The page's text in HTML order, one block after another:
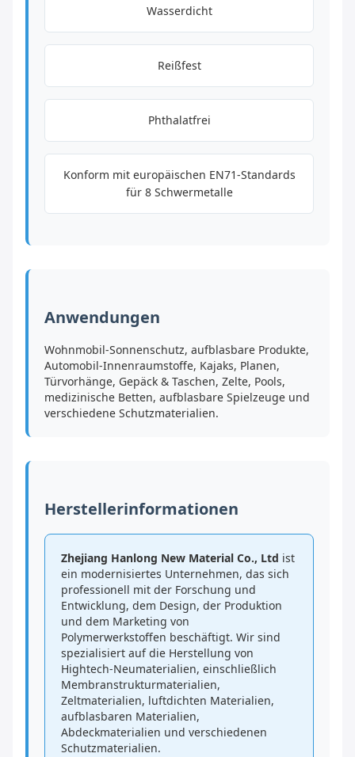
Wasserdicht
Reißfest
Phthalatfrei
Konform mit europäischen EN71-Standards
für 8 Schwermetalle
Anwendungen
Wohnmobil-Sonnenschutz, aufblasbare Produkte,
Automobil-Innenraumstoffe, Kajaks, Planen,
Türvorhänge, Gepäck & Taschen, Zelte, Pools,
medizinische Betten, aufblasbare Spielzeuge und
verschiedene Schutzmaterialien.
Herstellerinformationen
Zhejiang Hanlong New Material Co., Ltd ist
ein modernisiertes Unternehmen, das sich
professionell mit der Forschung und
Entwicklung, dem Design, der Produktion
und dem Marketing von
Polymerwerkstoffen beschäftigt. Wir sind
spezialisiert auf die Herstellung von
Hightech-Neumaterialien, einschließlich
Membranstrukturmaterialien,
Zeltmaterialien, luftdichten Materialien,
aufblasbaren Materialien,
Abdeckmaterialien und verschiedenen
Schutzmaterialien.